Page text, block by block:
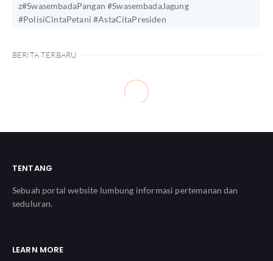
z#SwasembadaPangan #SwasembadaJagung
#PolisiCintaPetani #AstaCitaPresiden
BERITA TERBARU
TENTANG
Sebuah portal website lumbung informasi pertemanan dan
seduluran.
LEARN MORE